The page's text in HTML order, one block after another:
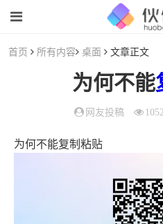
首页 所有内容 桌面 文章正文
为何不能
网友投稿 1052
为何不能复制粘贴